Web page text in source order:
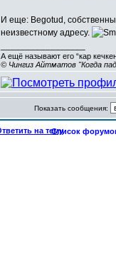
И еще: Begotud,
неизвестному адресу.
А ещё называют его “кар
© Чингиз Айтматов "Когда
Показать сообщения:
Список